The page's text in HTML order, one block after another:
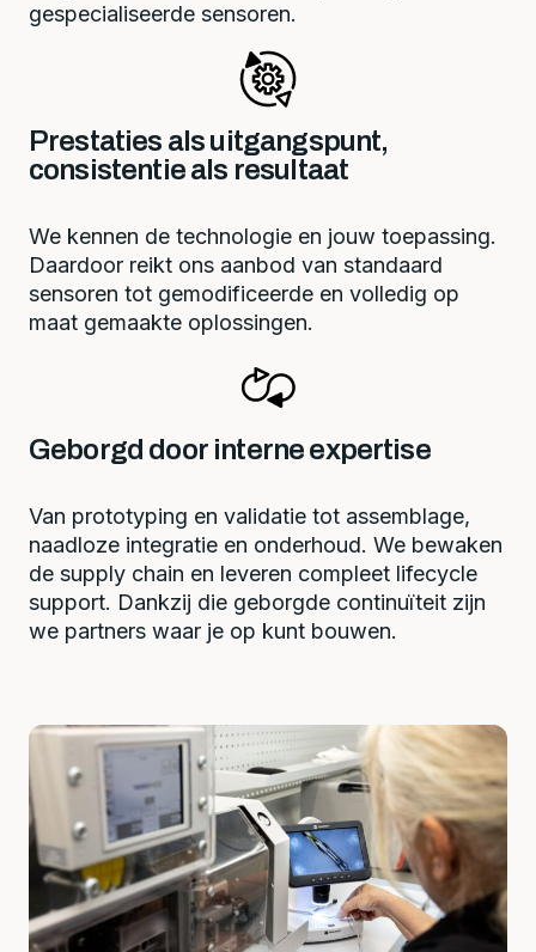
gespecialiseerde sensoren.
Prestaties als uitgangspunt,
consistentie als resultaat
We kennen de technologie en jouw toepassing.
Daardoor reikt ons aanbod van standaard
sensoren tot gemodificeerde en volledig op
maat gemaakte oplossingen.
Geborgd door interne expertise
Van prototyping en validatie tot assemblage,
naadloze integratie en onderhoud. We bewaken
de supply chain en leveren compleet lifecycle
support. Dankzij die geborgde continuïteit zijn
we partners waar je op kunt bouwen.